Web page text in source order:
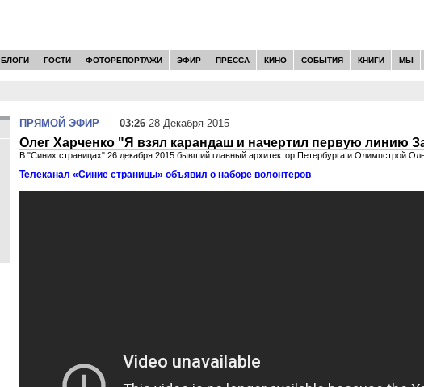
БЛОГИ ГОСТИ ФОТОРЕПОРТАЖИ ЭФИР ПРЕССА КИНО СОБЫТИЯ КНИГИ МЫ
ПРЯМОЙ ЭФИР — 03:26 28 Декабря 2015 —
Олег Харченко "Я взял карандаш и начертил первую линию
В "Синих страницах" 26 декабря 2015 бывший главный архитектор Петербурга и Олимпстрой
Телеканал «Синие страницы» объявил о наборе волонтеров